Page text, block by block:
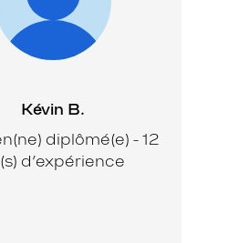
Kévin B.
diplômé(e) - 12
d’expérience